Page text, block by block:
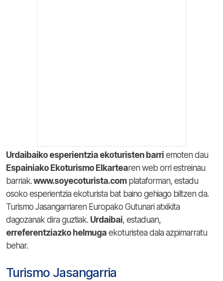
Urdaibaiko esperientzia ekoturisten barri emoten dau
Espainiako Ekoturismo Elkartearen web orri estreinau
barriak.www.soyecoturista.complataforman, estadu
osoko esperientzia ekoturista bat baino gehiago biltzen da.
Turismo Jasangarriaren Europako Gutunari atxikita
dagozanak dira guztiak. Urdaibai, estaduan,
erreferentziazko helmuga ekoturistea dala azpimarratu
behar.
Turismo Jasangarria